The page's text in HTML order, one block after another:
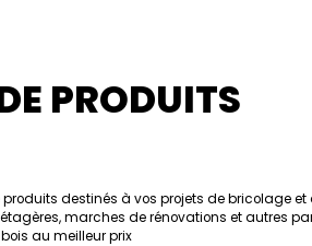
PRODUITS
destinés à vos projets de bricolage et
marches de rénovations et autres
au meilleur prix